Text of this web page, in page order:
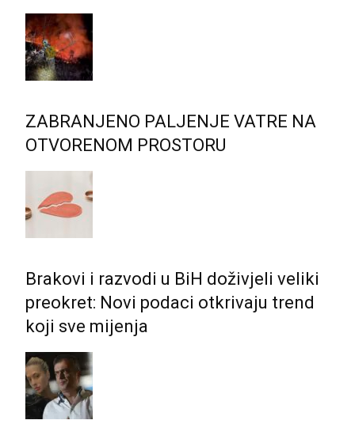
ZABRANJENO PALJENJE VATRE NA
OTVORENOM PROSTORU
Brakovi i razvodi u BiH doživjeli veliki
preokret: Novi podaci otkrivaju trend
koji sve mijenja